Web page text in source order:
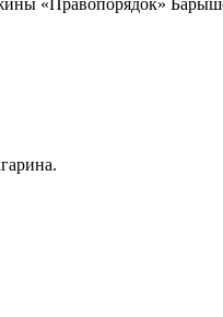
«Правопорядок»